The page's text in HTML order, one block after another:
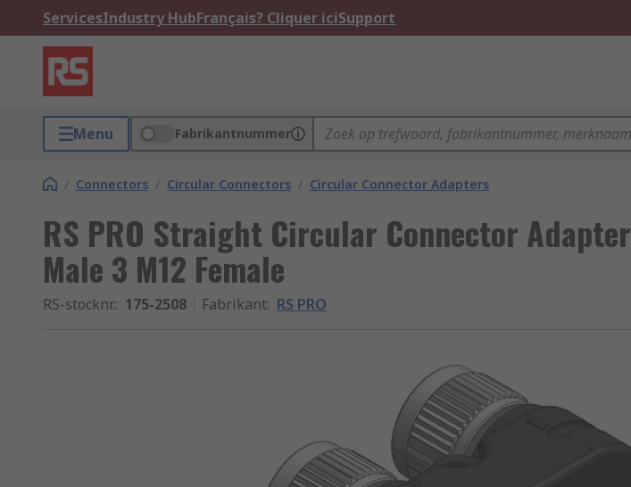
ServicesIndustry HubFrançais? Cliquer iciSupport
Menu Fabrikantnummer
/ Connectors / Circular Connectors / Circular Connector Adapters
RS PRO Straight Circular Connector
Male 3 M12 Female
RS-stocknr.: 175-2508 Fabrikant: RS PRO